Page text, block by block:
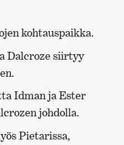
kohtauspaikka.
Dalcroze siirtyy
Idman ja Ester
johdolla.
Pietarissa,